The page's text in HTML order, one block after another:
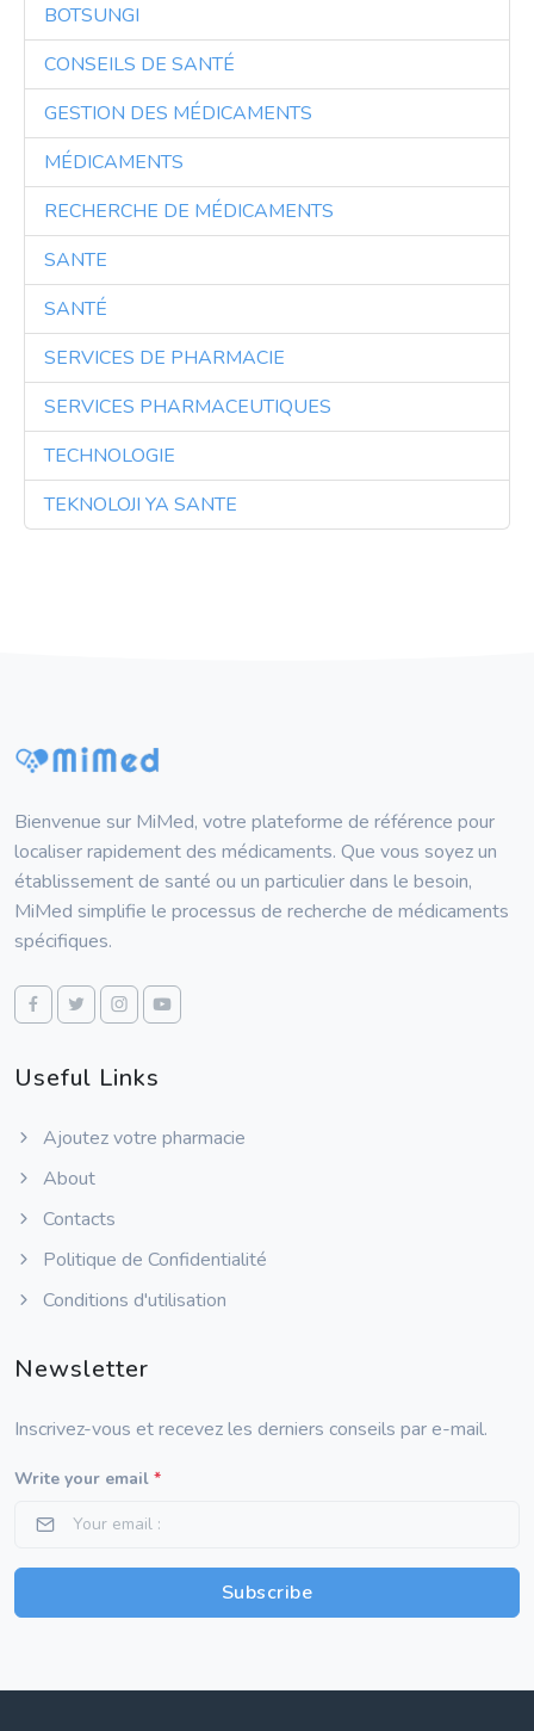
BOTSUNGI
CONSEILS DE SANTÉ
GESTION DES MÉDICAMENTS
MÉDICAMENTS
RECHERCHE DE MÉDICAMENTS
SANTE
SANTÉ
SERVICES DE PHARMACIE
SERVICES PHARMACEUTIQUES
TECHNOLOGIE
TEKNOLOJI YA SANTE
Bienvenue sur MiMed, votre plateforme de référence pour
localiser rapidement des médicaments. Que vous soyez un
établissement de santé ou un particulier dans le besoin,
MiMed simplifie le processus de recherche de médicaments
spécifiques.
Useful Links
Ajoutez votre pharmacie
About
Contacts
Politique de Confidentialité
Conditions d'utilisation
Newsletter
Inscrivez-vous et recevez les derniers conseils par e-mail.
Write your email *